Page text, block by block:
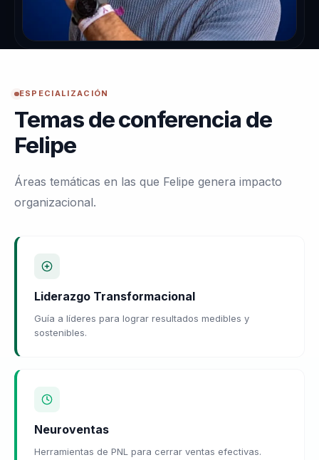
ESPECIALIZACIÓN
Temas de conferencia de
Felipe
Áreas temáticas en las que Felipe genera impacto
organizacional.
Liderazgo Transformacional
Guía a líderes para lograr resultados medibles y
sostenibles.
Neuroventas
Herramientas de PNL para cerrar ventas efectivas.